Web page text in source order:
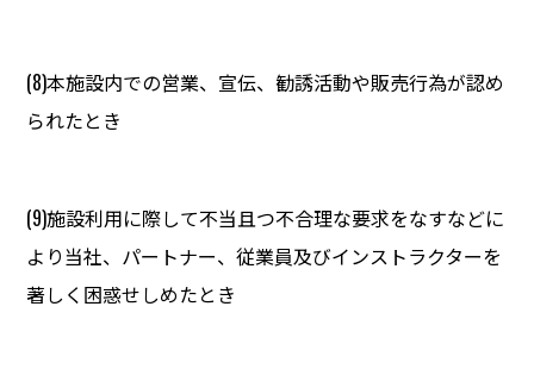
(8)本施設内での営業、宣伝、勧誘活動や販売行為が認め
られたとき
(9)施設利用に際して不当且つ不合理な要求をなすなどに
より当社、パートナー、従業員及びインストラクターを
著しく困惑せしめたとき